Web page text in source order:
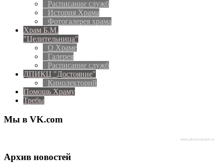
Расписание служб
История Храма
Фотогалерея храма
Храм Б.М.
"Целительница"
О Храме
Галерея
Расписание служб
ДПИКЦ "Достояние"
Кинолекторий
Помощь Храму
Требы
Мы в VK.com
www.afisha-irkutsk.ru
Архив новостей